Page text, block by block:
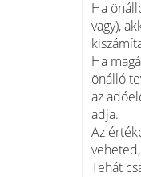
Ha
vagy),
Ha
önálló
az
adja.
Az
Tehát